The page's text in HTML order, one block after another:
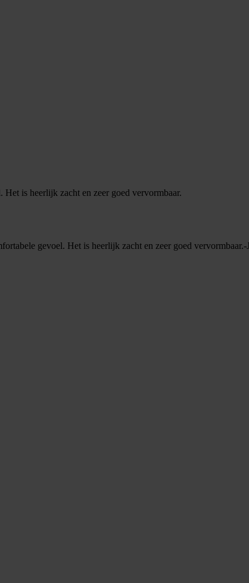
Het is heerlijk zacht en zeer goed vervormbaar.
gevoel. Het is heerlijk zacht en zeer goed vervormbaar.-